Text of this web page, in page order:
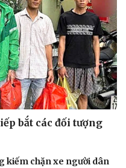
bắt các đối tượng
kiếm chặn xe người dân